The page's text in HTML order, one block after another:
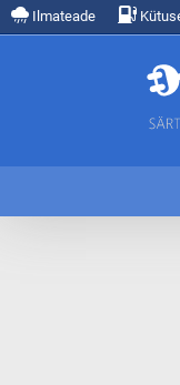
Ilmateade